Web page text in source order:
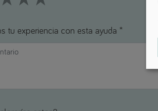
tu experiencia con esta ayuda *